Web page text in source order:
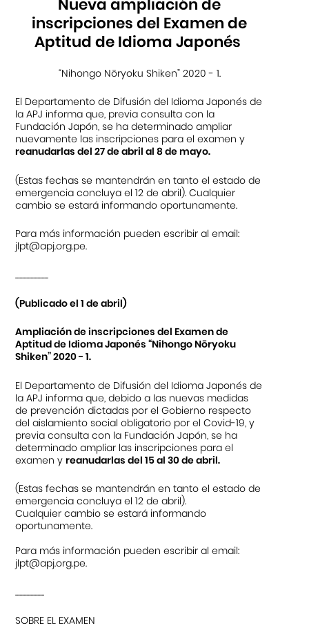
inscripciones del Examen de
Aptitud de Idioma Japonés
“Nihongo Nōryoku Shiken” 2020 - 1.
El Departamento de Difusión del Idioma Japonés de
la APJ informa que, previa consulta con la
Fundación Japón, se ha determinado ampliar
nuevamente las inscripciones para el examen y
reanudarlas del 27 de abril al 8 de mayo.
(Estas fechas se mantendrán en tanto el estado de
emergencia concluya el 12 de abril). Cualquier
cambio se estará informando oportunamente.
Para más información pueden escribir al email:
jlpt@apj.org.pe.
........................
(Publicado el 1 de abril)
Ampliación de inscripciones del Examen de
Aptitud de Idioma Japonés “Nihongo Nōryoku
Shiken” 2020 - 1.
El Departamento de Difusión del Idioma Japonés de
la APJ informa que, debido a las nuevas medidas
de prevención dictadas por el Gobierno respecto
del aislamiento social obligatorio por el Covid-19, y
previa consulta con la Fundación Japón, se ha
determinado ampliar las inscripciones para el
examen yreanudarlas del 15 al 30 de abril.
(Estas fechas se mantendrán en tanto el estado de
emergencia concluya el 12 de abril).
Cualquier cambio se estará informando
oportunamente.
Para más información pueden escribir al email:
jlpt@apj.org.pe.
.....................
SOBRE EL EXAMEN